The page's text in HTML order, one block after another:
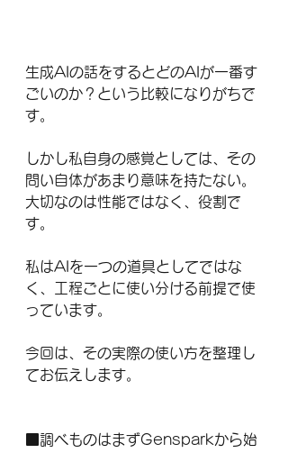
生成AIの話をするとどのAIが一番す
ごいのか？という比較になりがちで
す。
しかし私自身の感覚としては、その
問い自体があまり意味を持たない。
大切なのは性能ではなく、役割で
す。
私はAIを一つの道具としてではな
く、工程ごとに使い分ける前提で使
っています。
今回は、その実際の使い方を整理し
てお伝えします。
■調べものはまずGensparkから始